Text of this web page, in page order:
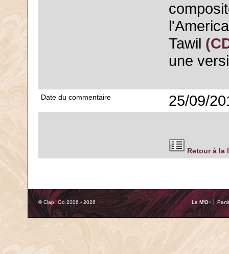
Tawil
une
Date du commentaire 25/09/
Retour à la
© Clap&Go 2006 - 2026 Le M'O+ ⎢